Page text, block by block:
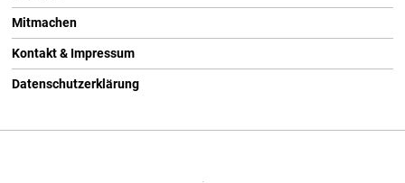
Mitmachen
Kontakt & Impressum
Datenschutzerklärung